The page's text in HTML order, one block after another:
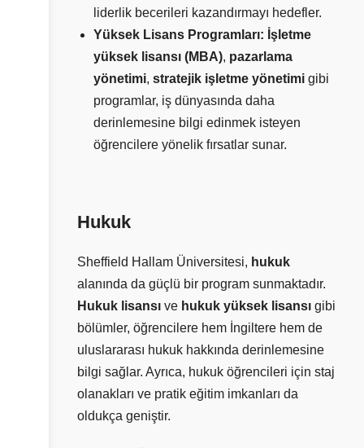
liderlik becerileri kazandırmayı hedefler.
Yüksek Lisans Programları: İşletme
yüksek lisansı (MBA), pazarlama
yönetimi, stratejik işletme yönetimi gibi
programlar, iş dünyasında daha
derinlemesine bilgi edinmek isteyen
öğrencilere yönelik fırsatlar sunar.
Hukuk
Sheffield Hallam Üniversitesi, hukuk
alanında da güçlü bir program sunmaktadır.
Hukuk lisansı ve hukuk yüksek lisansı gibi
bölümler, öğrencilere hem İngiltere hem de
uluslararası hukuk hakkında derinlemesine
bilgi sağlar. Ayrıca, hukuk öğrencileri için staj
olanakları ve pratik eğitim imkanları da
oldukça geniştir.